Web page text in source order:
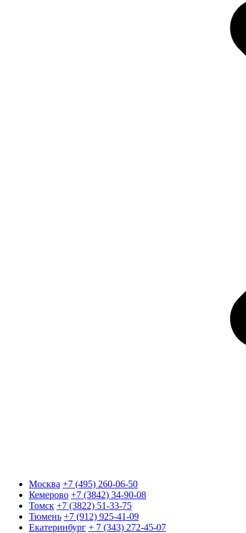
Москва +7 (495) 260-06-50
Кемерово +7 (3842) 34-90-08
Томск +7 (3822) 51-33-75
Тюмень +7 (912) 925-41-09
Екатеринбург + 7 (343) 272-45-07